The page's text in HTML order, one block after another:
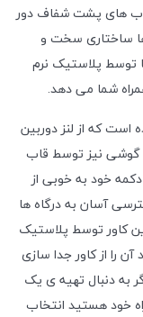
قاب های پشت شفاف دور
ساختاری سخت و
توسط پلاستیک نرم
شما می دهد.
که از لنز دوربین
گوشی نیز توسط قاب
خود به خوبی از
آسان به درگاه ها
کاور توسط پلاستیک
را از کاور جدا سازی
به دنبال تهیه ی یک
خود هستید انتخاب